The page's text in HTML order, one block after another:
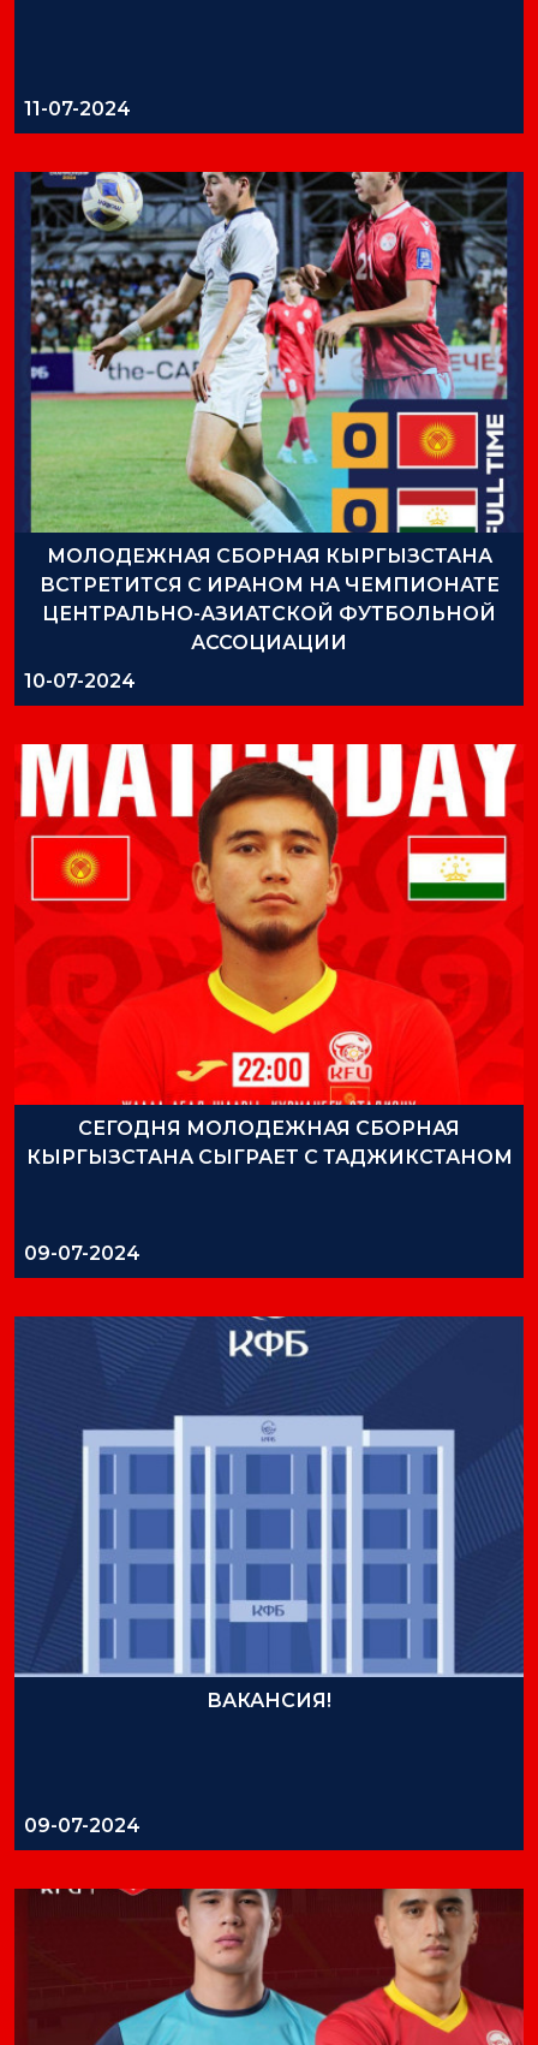
11-07-2024
МОЛОДЕЖНАЯ СБОРНАЯ КЫРГЫЗСТАНА
ВСТРЕТИТСЯ С ИРАНОМ НА ЧЕМПИОНАТЕ
ЦЕНТРАЛЬНО-АЗИАТСКОЙ ФУТБОЛЬНОЙ
АССОЦИАЦИИ
10-07-2024
СЕГОДНЯ МОЛОДЕЖНАЯ СБОРНАЯ
КЫРГЫЗСТАНА СЫГРАЕТ С ТАДЖИКСТАНОМ
09-07-2024
ВАКАНСИЯ!
09-07-2024